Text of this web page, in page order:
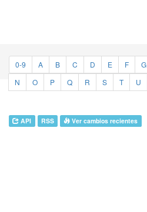
0-9 A B C D E F G
N
O P Q R S T U
API RSS Ver cambios recientes